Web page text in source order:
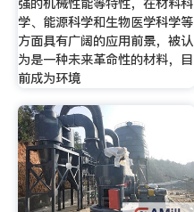
学、能源科学和生物医学科学等
方面具有广阔的应用前景，被认
为是一种未来革命性的材料，目
前成为环境